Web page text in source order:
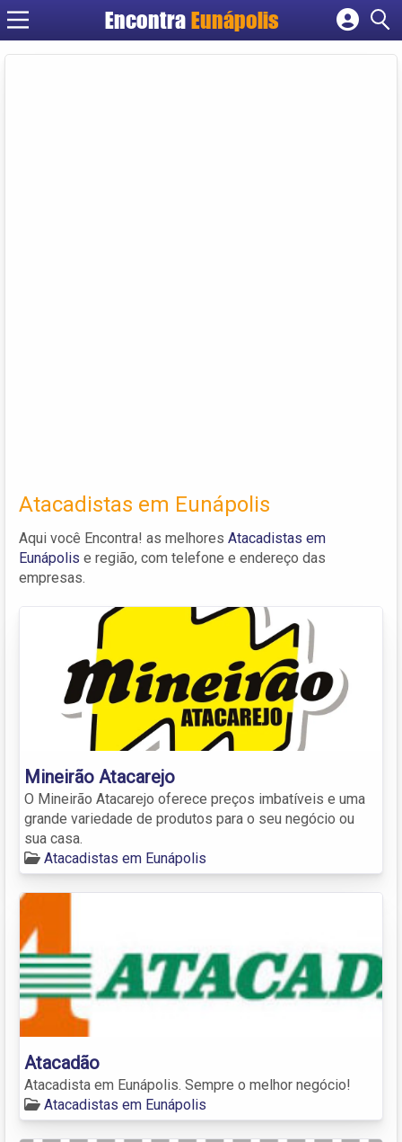
EncontraEunápolis
Cadastrar empresa
Atacadistas em Eunápolis
Aqui você Encontra! as melhores Atacadistas em
Eunápolis e região, com telefone e endereço das
empresas.
Mineirão Atacarejo
O Mineirão Atacarejo oferece preços imbatíveis e uma
grande variedade de produtos para o seu negócio ou
sua casa.
Atacadistas em Eunápolis
Atacadão
Atacadista em Eunápolis. Sempre o melhor negócio!
Atacadistas em Eunápolis